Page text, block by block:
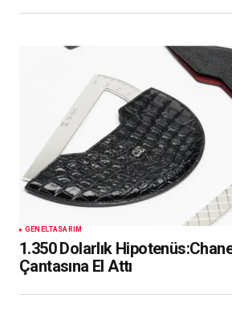
GENELTASARIM
1.350 Dolarlık
Çantasına El Attı